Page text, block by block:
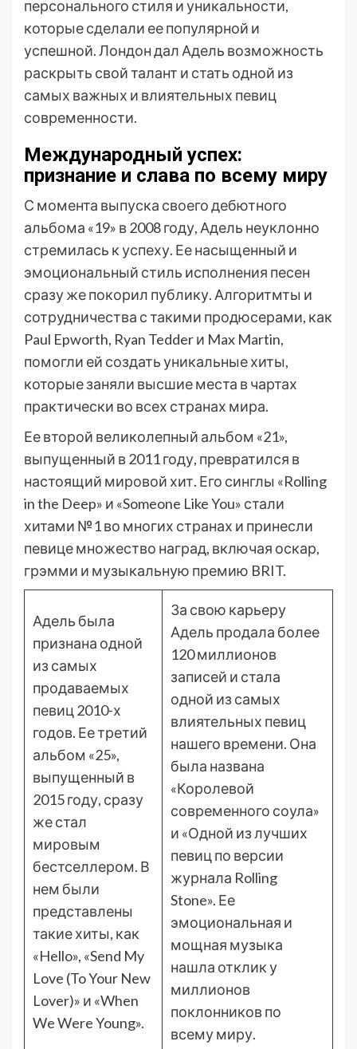
персонального стиля и уникальности,
которые сделали ее популярной и
успешной. Лондон дал Адель возможность
раскрыть свой талант и стать одной из
самых важных и влиятельных певиц
современности.
Международный успех:
признание и слава по всему миру
С момента выпуска своего дебютного
альбома «19» в 2008 году, Адель неуклонно
стремилась к успеху. Ее насыщенный и
эмоциональный стиль исполнения песен
сразу же покорил публику. Алгоритмты и
сотрудничества с такими продюсерами, как
Paul Epworth, Ryan Tedder и Max Martin,
помогли ей создать уникальные хиты,
которые заняли высшие места в чартах
практически во всех странах мира.
Ее второй великолепный альбом «21»,
выпущенный в 2011 году, превратился в
настоящий мировой хит. Его синглы «Rolling
in the Deep» и «Someone Like You» стали
хитами №1 во многих странах и принесли
певице множество наград, включая оскар,
грэмми и музыкальную премию BRIT.
Адель была
признана одной
из самых
продаваемых
певиц 2010-х
годов. Ее третий
альбом «25»,
выпущенный в
2015 году, сразу
же стал
мировым
бестселлером. В
нем были
представлены
такие хиты, как
«Hello», «Send My
Love (To Your New
Lover)» и «When
We Were Young».
За свою карьеру
Адель продала более
120 миллионов
записей и стала
одной из самых
влиятельных певиц
нашего времени. Она
была названа
«Королевой
современного соула»
и «Одной из лучших
певиц по версии
журнала Rolling
Stone». Ее
эмоциональная и
мощная музыка
нашла отклик у
миллионов
поклонников по
всему миру.